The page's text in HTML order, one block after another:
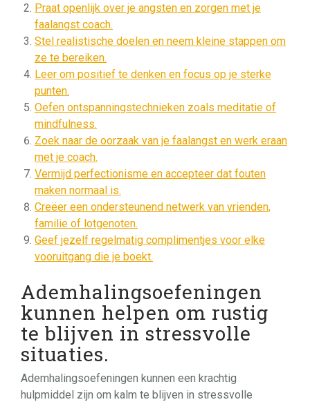
Praat openlijk over je angsten en zorgen met je
faalangst coach.
Stel realistische doelen en neem kleine stappen om
ze te bereiken.
Leer om positief te denken en focus op je sterke
punten.
Oefen ontspanningstechnieken zoals meditatie of
mindfulness.
Zoek naar de oorzaak van je faalangst en werk eraan
met je coach.
Vermijd perfectionisme en accepteer dat fouten
maken normaal is.
Creëer een ondersteunend netwerk van vrienden,
familie of lotgenoten.
Geef jezelf regelmatig complimentjes voor elke
vooruitgang die je boekt.
Ademhalingsoefeningen
kunnen helpen om rustig
te blijven in stressvolle
situaties.
Ademhalingsoefeningen kunnen een krachtig
hulpmiddel zijn om kalm te blijven in stressvolle